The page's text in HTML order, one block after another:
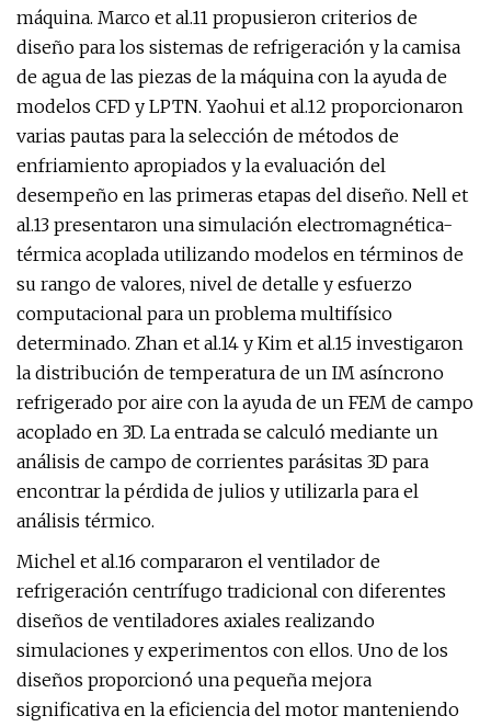
máquina. Marco et al.11 propusieron criterios de
diseño para los sistemas de refrigeración y la camisa
de agua de las piezas de la máquina con la ayuda de
modelos CFD y LPTN. Yaohui et al.12 proporcionaron
varias pautas para la selección de métodos de
enfriamiento apropiados y la evaluación del
desempeño en las primeras etapas del diseño. Nell et
al.13 presentaron una simulación electromagnética-
térmica acoplada utilizando modelos en términos de
su rango de valores, nivel de detalle y esfuerzo
computacional para un problema multifísico
determinado. Zhan et al.14 y Kim et al.15 investigaron
la distribución de temperatura de un IM asíncrono
refrigerado por aire con la ayuda de un FEM de campo
acoplado en 3D. La entrada se calculó mediante un
análisis de campo de corrientes parásitas 3D para
encontrar la pérdida de julios y utilizarla para el
análisis térmico.
Michel et al.16 compararon el ventilador de
refrigeración centrífugo tradicional con diferentes
diseños de ventiladores axiales realizando
simulaciones y experimentos con ellos. Uno de los
diseños proporcionó una pequeña mejora
significativa en la eficiencia del motor manteniendo